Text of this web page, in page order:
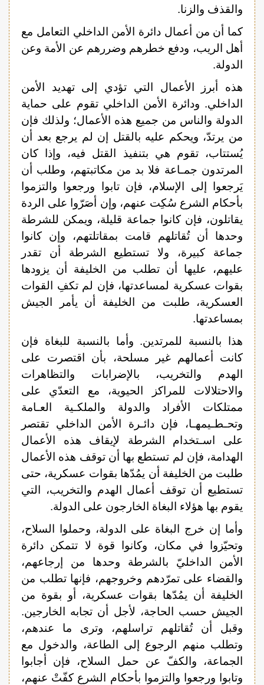
والقذف والزنا.
كما أن من أعمال دائرة الأمن الداخلي التعامل مع
أهل الريب، ودفع خطرهم وضررهم عن الأمة وعن
الدولة.
هذه أبرز الأعمال التي تؤدي إلى تهديد الأمن
الداخلي. ودائرة الأمن الداخلي تقوم على حماية
الدولة والناس من جميع هذه الأعمال؛ ولذلك فإن
من يرتدّ، ويحكم عليه بالقتل إن لم يرجع بعد أن
يُستتاب، تقوم هي بتنفيذ القتل فيه، وإذا كان
المرتدون جمـاعة فلا بد من مكاتبتهم، وطلب أن
يَرجعوا إلى الإسلام، فإن تابوا ورجعوا والتزموا
بأحكام الشرع سُكِت عنهم، وإن أصَرّوا على الردة
يقاتلون، فإن كانوا جماعة قليلة، ويمكن للشرطة
وحدها أن تُقاتلهم قامت بمقاتلتهم، وإن كانوا
جماعة كبيرة، ولا تستطيع الشرطة أن تقدر
عليهم، عليها أن تطلب من الخليفة أن يزودها
بقوات عسكرية لمساعدتها، فإن لم تكفِ القوات
العسكرية، طلبت من الخليفة أن يأمر الجيش
بمساعدتها.
هذا بالنسبة للمرتدين. وأما بالنسبة للبغاة فإن
كانت أعمالهم غير مسلحة، بأن اقتصرت على
الهدم والتخريب، بالإضرابات والتظاهرات
والاحتلالات للمراكز الحيوية، مع التعدّي على
ممتلكات الأفراد والدولة والملكـية العـامة
وتحـطـيمهـا، فإن دائـرة الأمن الداخلي تقتصر
على اسـتخدام الشرطة لإيقاف هذه الأعمال
الهدامة، فإن لم تستطع بها أن توقف هذه الأعمال
طلبت من الخليفة أن يمُدّها بقوات عسكرية، حتى
تستطيع أن توقف أعمال الهدم والتخريب، التي
يقوم بها هؤلاء البغاة الخارجون على الدولة.
وأما إن خرج البغاة على الدولة، وحملوا السلاح،
وتحيّزوا في مكان، وكانوا قوة لا تتمكن دائرة
الأمن الداخليّ بالشرطة وحدها من إرجاعهم،
والقضاء على تمرّدهم وخروجهم، فإنها تطلب من
الخليفة أن يمُدّها بقوات عسكرية، أو بقوة من
الجيش حسب الحاجة، لأجل أن تجابه الخارجين.
وقبل أن تُقاتلهم تراسلهم، وترى ما عندهم،
وتطلب منهم الرجوع إلى الطاعة، والدخول مع
الجماعة، والكفّ عن حمل السلاح، فإن أجابوا
وتابوا ورجعوا والتزموا بأحكام الشرع كفّتْ عنهم،